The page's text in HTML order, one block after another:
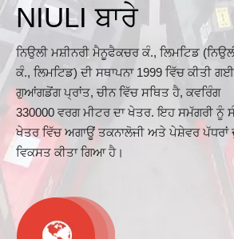
NIULI ਬਾਰੇ
ਨਿਉਲੀ ਮਸ਼ੀਨਰੀ ਮੈਨੂਫੈਕਚਰ ਕੰ., ਲਿਮਟਿਡ
ਕੰ., ਲਿਮਟਿਡ) ਦੀ ਸਥਾਪਨਾ 1999 ਵਿੱਚ ਕੀਤੀ
ਗੁਆਂਗਡੋਂਗ ਪ੍ਰਾਂਤ, ਚੀਨ ਵਿੱਚ ਸਥਿਤ ਹੈ, ਕਵਰਿੰਗ
330000 ਵਰਗ ਮੀਟਰ ਦਾ ਖੇਤਰ. ਇਹ ਸਮੱਗਰੀ ਨੂੰ
ਖੇਤਰ ਵਿੱਚ ਅਗਾਊਂ ਤਕਨਾਲੋਜੀ ਅਤੇ ਪੇਸ਼ੇਵਰ ਪੱਧਰਾਂ
ਵਿਕਸਤ ਕੀਤਾ ਗਿਆ ਹੈ।